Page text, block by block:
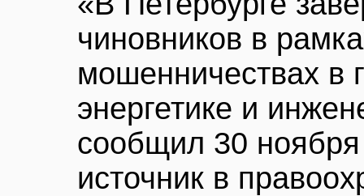
чиновников в
мошенничествах в
энергетике и
сообщил 30 ноября
источник в